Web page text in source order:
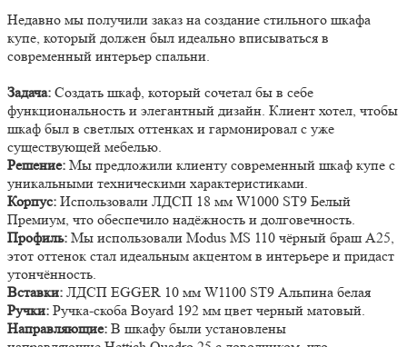
Недавно мы получили заказ на создание стильного шкафа
купе, который должен был идеально вписываться в
современный интерьер спальни.
Задача: Создать шкаф, который сочетал бы в себе
функциональность и элегантный дизайн. Клиент хотел, чтобы
шкаф был в светлых оттенках и гармонировал с уже
существующей мебелью.
Решение: Мы предложили клиенту современный шкаф купе с
уникальными техническими характеристиками.
Корпус: Использовали ЛДСП 18 мм W1000 ST9 Белый
Премиум, что обеспечило надёжность и долговечность.
Профиль: Мы использовали Modus MS 110 чёрный браш А25,
этот оттенок стал идеальным акцентом в интерьере и придаст
утончённость.
Вставки: ЛДСП EGGER 10 мм W1100 ST9 Альпина белая
Ручки: Ручка-скоба Boyard 192 мм цвет черный матовый.
Направляющие: В шкафу были установлены